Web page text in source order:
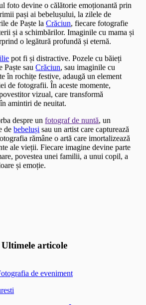
foto devine o călătorie emoționantă prin
pași ai bebelușului, la zilele de
de Paște laCrăciun, fiecare fotografie
și a schimbărilor. Imaginile cu mama și
o legătură profundă și eternă.
pot fi și distractive. Pozele cu băieți
Paște sauCrăciun, sau imaginile cu
în rochițe festive, adaugă un element
de fotografii. În aceste momente,
vizual, care transformă
amintiri de neuitat.
despre unfotograf de nuntă, un
debebeluși sau un artist care capturează
rămâne o artă care imortalizează
ale vieții. Fiecare imagine devine parte
povestea unei familii, a unui copil, a
și emoție.
Ultimele articole
de eveniment